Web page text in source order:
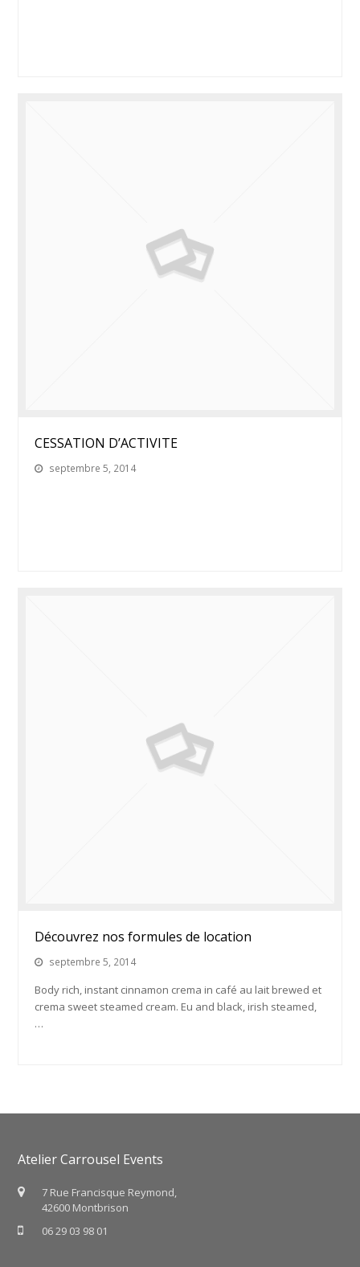
CESSATION D’ACTIVITE
septembre 5, 2014
Découvrez nos formules de location
septembre 5, 2014
Body rich, instant cinnamon crema in café au lait brewed et
crema sweet steamed cream. Eu and black, irish steamed,
…
Atelier Carrousel Events
7 Rue Francisque Reymond,
42600 Montbrison
06 29 03 98 01